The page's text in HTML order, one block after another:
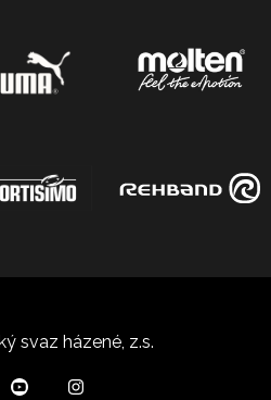
svaz házené, z.s.